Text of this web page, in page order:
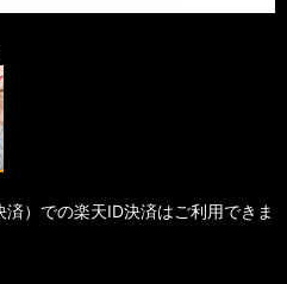
済）での楽天ID決済はご利用できま